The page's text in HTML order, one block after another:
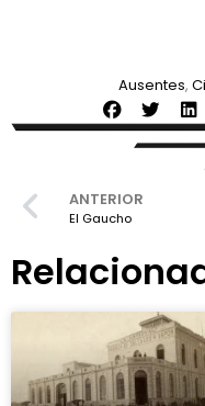
Ausentes,
ANTERIOR
El Gaucho